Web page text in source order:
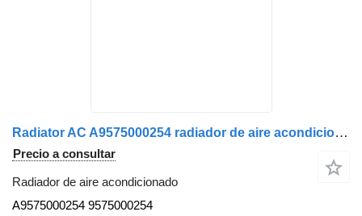
Radiator AC A9575000254 radiador de aire acondicionado para Mercedes-Benz () camión
Precio a consultar
Radiador de aire acondicionado
A9575000254 9575000254